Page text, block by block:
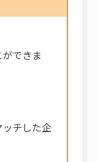
できま
チした企